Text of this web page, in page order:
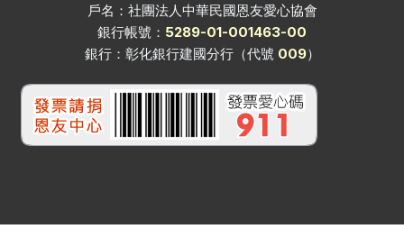
戶名：社團法人中華民國恩友愛心協會
銀行帳號： 5289-01-001463-00
銀行：彰化銀行建國分行（代號 009）